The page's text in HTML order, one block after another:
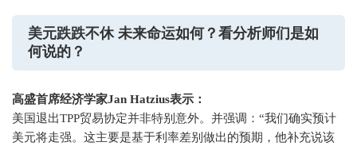
美元跌跌不休 未来命运如何？看分析师们是如
何说的？
高盛首席经济学家Jan Hatzius表示：
美国退出TPP贸易协定并非特别意外。并强调：“我们确实预计
美元将走强。这主要是基于利率差别做出的预期，他补充说该